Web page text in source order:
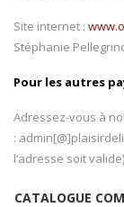
Site internet :
Stéphanie
Pour les autres
Adressez-vous à
:
l’adresse soit valide)
CATALOGUE